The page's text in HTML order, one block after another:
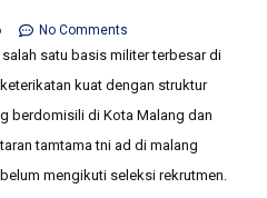
No Comments
satu basis militer terbesar di
kuat dengan struktur
berdomisili di Kota Malang dan
tamtama tni ad di malang
mengikuti seleksi rekrutmen.